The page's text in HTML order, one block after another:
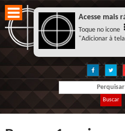
Buscar
Acesse mais
Toque no icone
"Adicionar à